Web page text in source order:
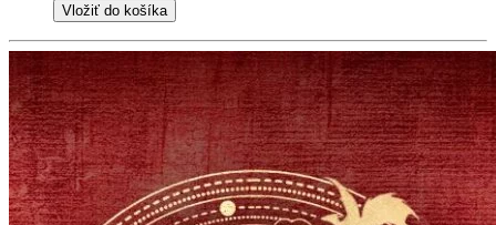
Vložiť do košíka